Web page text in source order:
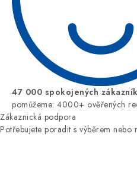
47 000 spokojených
pomůžeme: 4000+ ověřených
Zákaznická podpora
Potřebujete poradit s výběrem nebo